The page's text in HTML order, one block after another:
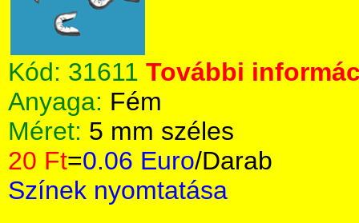
Kód: 31611 További
Anyaga: Fém
Méret: 5 mm széles
20 Ft=0.06 Euro/Darab
Színek nyomtatása